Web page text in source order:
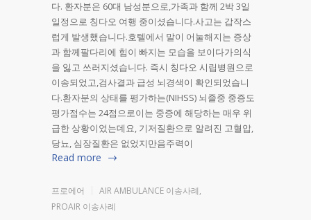
다. 환자분은 60대 남성분으로,가족과 함께 2박 3일
일정으로 칭다오 여행 중이셨습니다.사고는 갑작스
럽게 발생했습니다.호텔에서 말이 어눌해지는 증상
과 함께팔다리에 힘이 빠지는 모습을 보이다가의식
을 잃고 쓰러지셨습니다. 즉시 칭다오 시립병원으로
이송되었고,검사결과 급성 뇌경색이 확인되었습니
다.환자분의 상태를 평가하는(NIHSS) 뇌졸중 중증도
평가점수는 24점으로이는 중증에 해당하는 매우 위
급한 상황이었는데요, 기저질환으로 알려진 고혈압,
당뇨, 심장질환은 없었지만음주력이
Read more
프로에어 AIR AMBULANCE 이송사례,
PROAIR 이송사례